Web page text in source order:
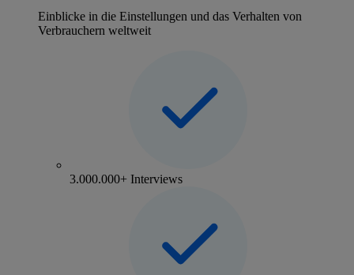
Einblicke in die Einstellungen und das Verhalten von
Verbrauchern weltweit
3.000.000+ Interviews